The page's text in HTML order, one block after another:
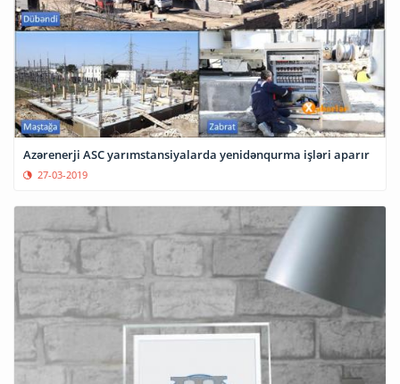
Azərenerji ASC yarımstansiyalarda yenidənqurma işləri aparır
27-03-2019